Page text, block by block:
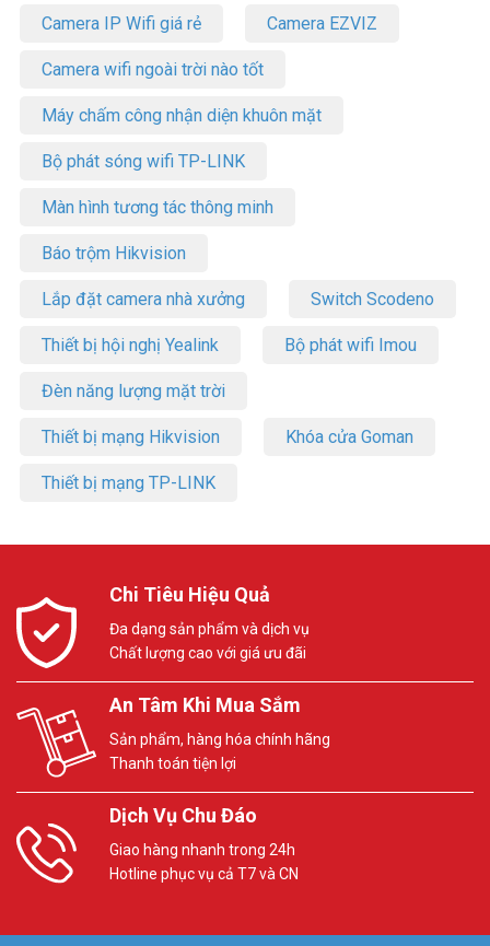
Camera IP Wifi giá rẻ Camera EZVIZ
Camera wifi ngoài trời nào tốt
Máy chấm công nhận diện khuôn mặt
Bộ phát sóng wifi TP-LINK
Màn hình tương tác thông minh
Báo trộm Hikvision
Lắp đặt camera nhà xưởng Switch Scodeno
Thiết bị hội nghị Yealink Bộ phát wifi Imou
Đèn năng lượng mặt trời
Thiết bị mạng Hikvision Khóa cửa Goman
Thiết bị mạng TP-LINK
Chi Tiêu Hiệu Quả
Đa dạng sản phẩm và dịch vụ
Chất lượng cao với giá ưu đãi
An Tâm Khi Mua Sắm
Sản phẩm, hàng hóa chính hãng
Thanh toán tiện lợi
Dịch Vụ Chu Đáo
Giao hàng nhanh trong 24h
Hotline phục vụ cả T7 và CN